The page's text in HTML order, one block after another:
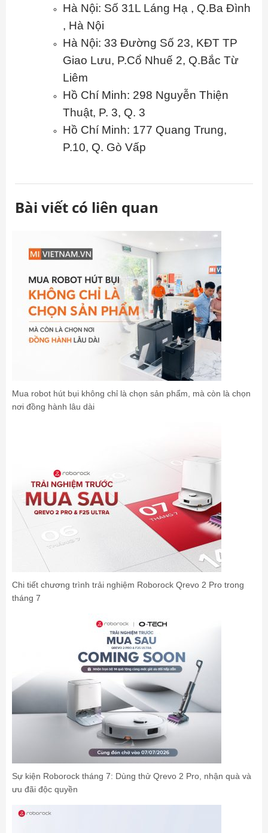
Hà Nội: Số 31L Láng Hạ , Q.Ba Đình
, Hà Nội
Hà Nội: 33 Đường Số 23, KĐT TP
Giao Lưu, P.Cổ Nhuế 2, Q.Bắc Từ
Liêm
Hồ Chí Minh: 298 Nguyễn Thiện
Thuật, P. 3, Q. 3
Hồ Chí Minh: 177 Quang Trung,
P.10, Q. Gò Vấp
Bài viết có liên quan
Mua robot hút bụi không chỉ là chọn sản phẩm, mà còn là chọn
nơi đồng hành lâu dài
Chi tiết chương trình trải nghiệm Roborock Qrevo 2 Pro trong
tháng 7
Sự kiện Roborock tháng 7: Dùng thử Qrevo 2 Pro, nhận quà và
ưu đãi độc quyền